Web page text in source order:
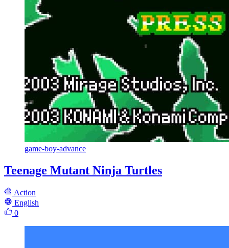
game-boy-advance
Teenage Mutant Ninja Turtles
Action
English
0